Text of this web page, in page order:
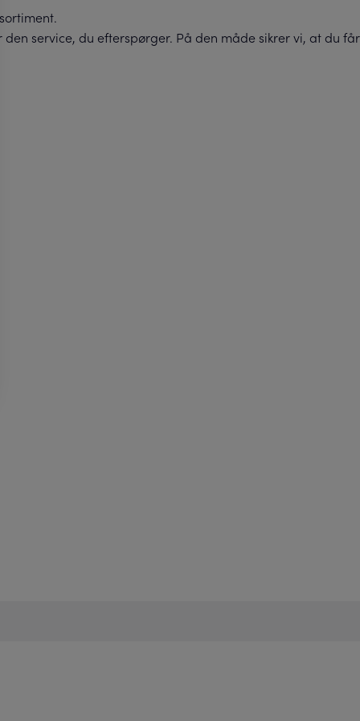
service, du efterspørger. På den måde sikrer vi, at du får